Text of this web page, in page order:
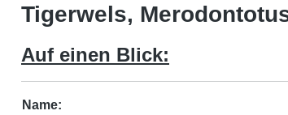
Tigerwels,
Auf einen Blick:
Name: